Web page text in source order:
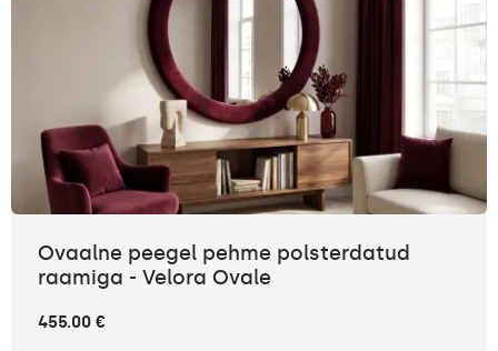
Ovaalne peegel pehme polsterdatud
raamiga - Velora Ovale
455.00 €